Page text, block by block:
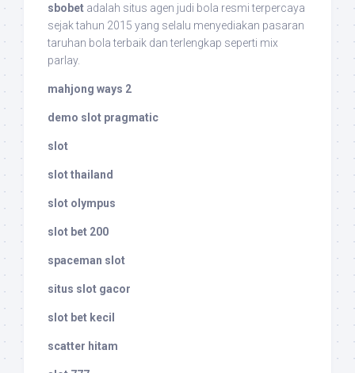
sbobet adalah situs agen judi bola resmi terpercaya
sejak tahun 2015 yang selalu menyediakan pasaran
taruhan bola terbaik dan terlengkap seperti mix
parlay.
mahjong ways 2
demo slot pragmatic
slot
slot thailand
slot olympus
slot bet 200
spaceman slot
situs slot gacor
slot bet kecil
scatter hitam